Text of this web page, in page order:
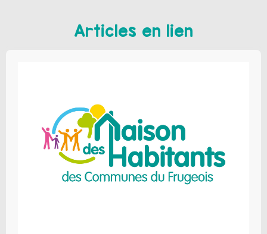
Articles en lien